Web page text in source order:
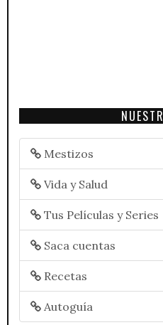
Mestizos
Vida y Salud
Tus Películas y Series
Saca cuentas
Recetas
Autoguía